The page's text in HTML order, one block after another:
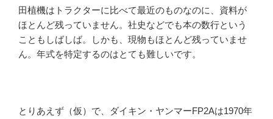
田植機はトラクターに比べて最近のものなのに、資料が
ほとんど残っていません。社史などでも本の数行という
こともしばしば。しかも、現物もほとんど残っていませ
ん。年式を特定するのはとても難しいです。
とりあえず（仮）で、ダイキン・ヤンマーFP2Aは1970年